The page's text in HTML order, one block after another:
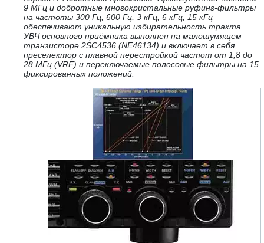
9 МГц и добротные многокристальные руфинг-фильтры
на частоты 300 Гц, 600 Гц, 3 кГц, 6 кГц, 15 кГц
обеспечивают уникальную избирательность тракта.
УВЧ основного приёмника выполнен на малошумящем
транзисторе 2SC4536 (NE46134) и включает в себя
преселектор с плавной перестройкой частот от 1,8 до
28 МГц (VRF) и переключаемые полосовые фильтры на 15
фиксированных положений.